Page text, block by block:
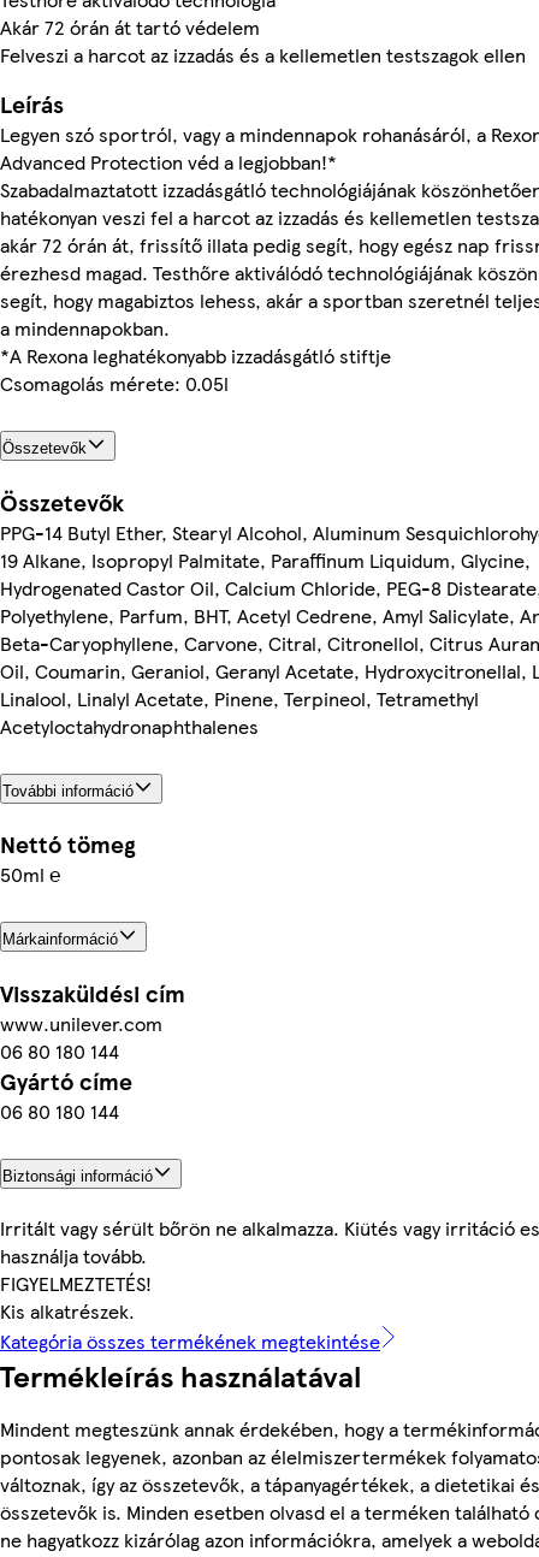
Akár 72 órán át tartó védelem
Felveszi a harcot az izzadás és a kellemetlen testszagok ellen
Leírás
Legyen szó sportról, vagy a mindennapok rohanásáról, a
Advanced Protection véd a legjobban!*
Szabadalmaztatott izzadásgátló technológiájának
hatékonyan veszi fel a harcot az izzadás és kellemetlen
akár 72 órán át, frissítő illata pedig segít, hogy egész nap
érezhesd magad. Testhőre aktiválódó technológiájának
segít, hogy magabiztos lehess, akár a sportban szeretnél
a mindennapokban.
*A Rexona leghatékonyabb izzadásgátló stiftje
Csomagolás mérete: 0.05l
Összetevők
Összetevők
PPG-14 Butyl Ether, Stearyl Alcohol, Aluminum
19 Alkane, Isopropyl Palmitate, Paraffinum Liquidum, Glycine,
Hydrogenated Castor Oil, Calcium Chloride, PEG-8
Polyethylene, Parfum, BHT, Acetyl Cedrene, Amyl Salicylate,
Beta-Caryophyllene, Carvone, Citral, Citronellol, Citrus
Oil, Coumarin, Geraniol, Geranyl Acetate, Hydroxycitronellal,
Linalool, Linalyl Acetate, Pinene, Terpineol, Tetramethyl
Acetyloctahydronaphthalenes
További információ
Nettó tömeg
50ml ℮
Márkainformáció
Visszaküldési cím
www.unilever.com
06 80 180 144
Gyártó címe
06 80 180 144
Biztonsági információ
Irritált vagy sérült bőrön ne alkalmazza. Kiütés vagy irritáció
használja tovább.
FIGYELMEZTETÉS!
Kis alkatrészek.
Kategória összes termékének megtekintése
Termékleírás használatával
Mindent megteszünk annak érdekében, hogy a
pontosak legyenek, azonban az élelmiszertermékek
változnak, így az összetevők, a tápanyagértékek, a dietetikai
összetevők is. Minden esetben olvasd el a terméken található
ne hagyatkozz kizárólag azon információkra, amelyek a